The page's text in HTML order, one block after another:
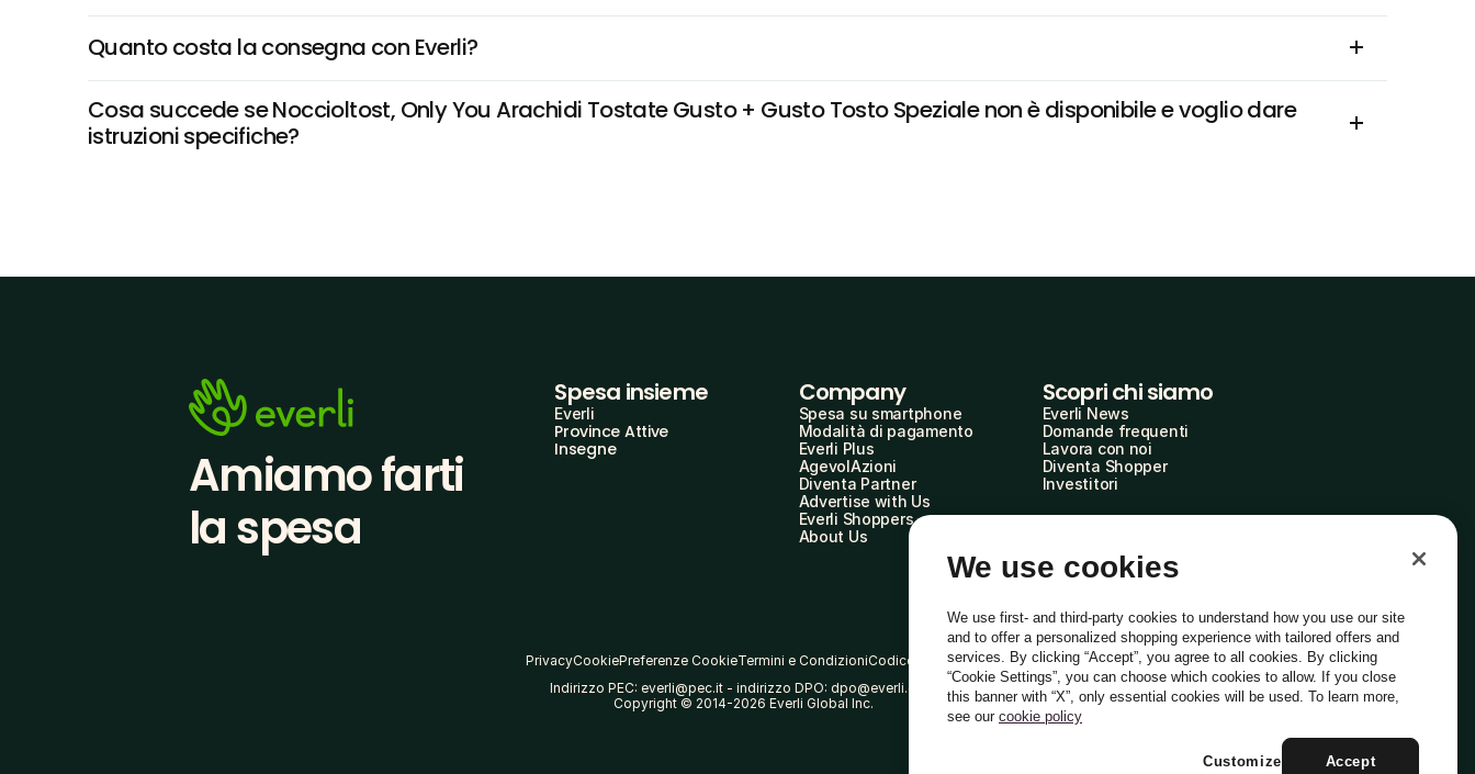
Quanto costa la consegna con Everli?
Cosa succede se Noccioltost, Only You Arachidi Tostate Gusto + Gusto Tosto Speziale non è disponibile e voglio dare
istruzioni specifiche?
Amiamo farti
la spesa
Spesa insieme
Everli
Province Attive
Insegne
Company
Spesa su smartphone
Modalità di pagamento
Everli Plus
AgevolAzioni
Diventa Partner
Advertise with Us
Everli Shoppers
About Us
Scopri chi siamo
Everli News
Domande frequenti
Lavora con noi
Diventa Shopper
Investitori
PrivacyCookiePreferenze CookieTermini e CondizioniCodice Etico
Indirizzo PEC: everli@pec.it - indirizzo DPO: dpo@everli.com
Copyright © 2014-2026 Everli Global Inc.
Italiano
We use cookies
We use first- and third-party cookies to understand how you use our site
and to offer a personalized shopping experience with tailored offers and
services. By clicking “Accept”, you agree to all cookies. By clicking
“Cookie Settings”, you can choose which cookies to allow. If you close
this banner with “X”, only essential cookies will be used. To learn more,
see our cookie policy
Accept
Customize